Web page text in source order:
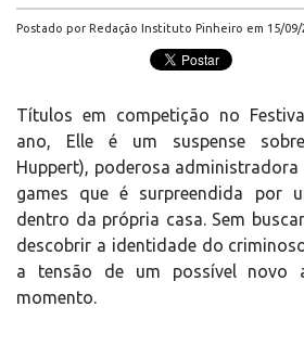
Postado por Redação Instituto Pinheiro em 15/09/
Títulos em competição no
ano, Elle é um suspense
Huppert), poderosa administradora
games que é surpreendida por
dentro da própria casa. Sem
descobrir a identidade do
a tensão de um possível novo
momento.